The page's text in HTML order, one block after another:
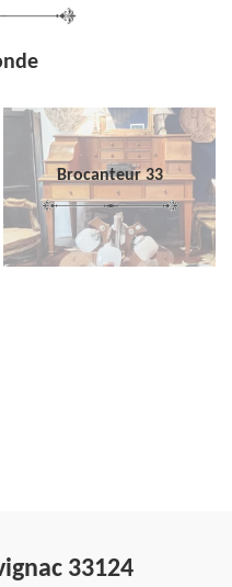
Brocanteur 33
33124